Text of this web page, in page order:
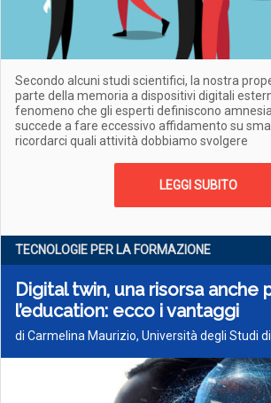
Secondo alcuni studi scientifici, la nostra
parte della memoria a dispositivi digitali
fenomeno che gli esperti definiscono
succede a fare eccessivo affidamento su
ricordarci quali attività dobbiamo svolgere
LEGGI SUBITO
TECNOLOGIE PER LA FORMAZIONE
Digital twin, una risorsa anche
l’education: ecco i vantaggi
di Carmelina Maurizio, Università degli Studi